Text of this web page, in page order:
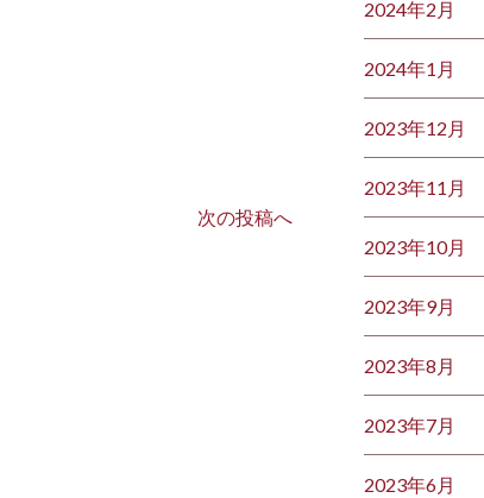
次の投稿へ
2024年2月
2024年1月
2023年12月
2023年11月
2023年10月
2023年9月
2023年8月
2023年7月
2023年6月